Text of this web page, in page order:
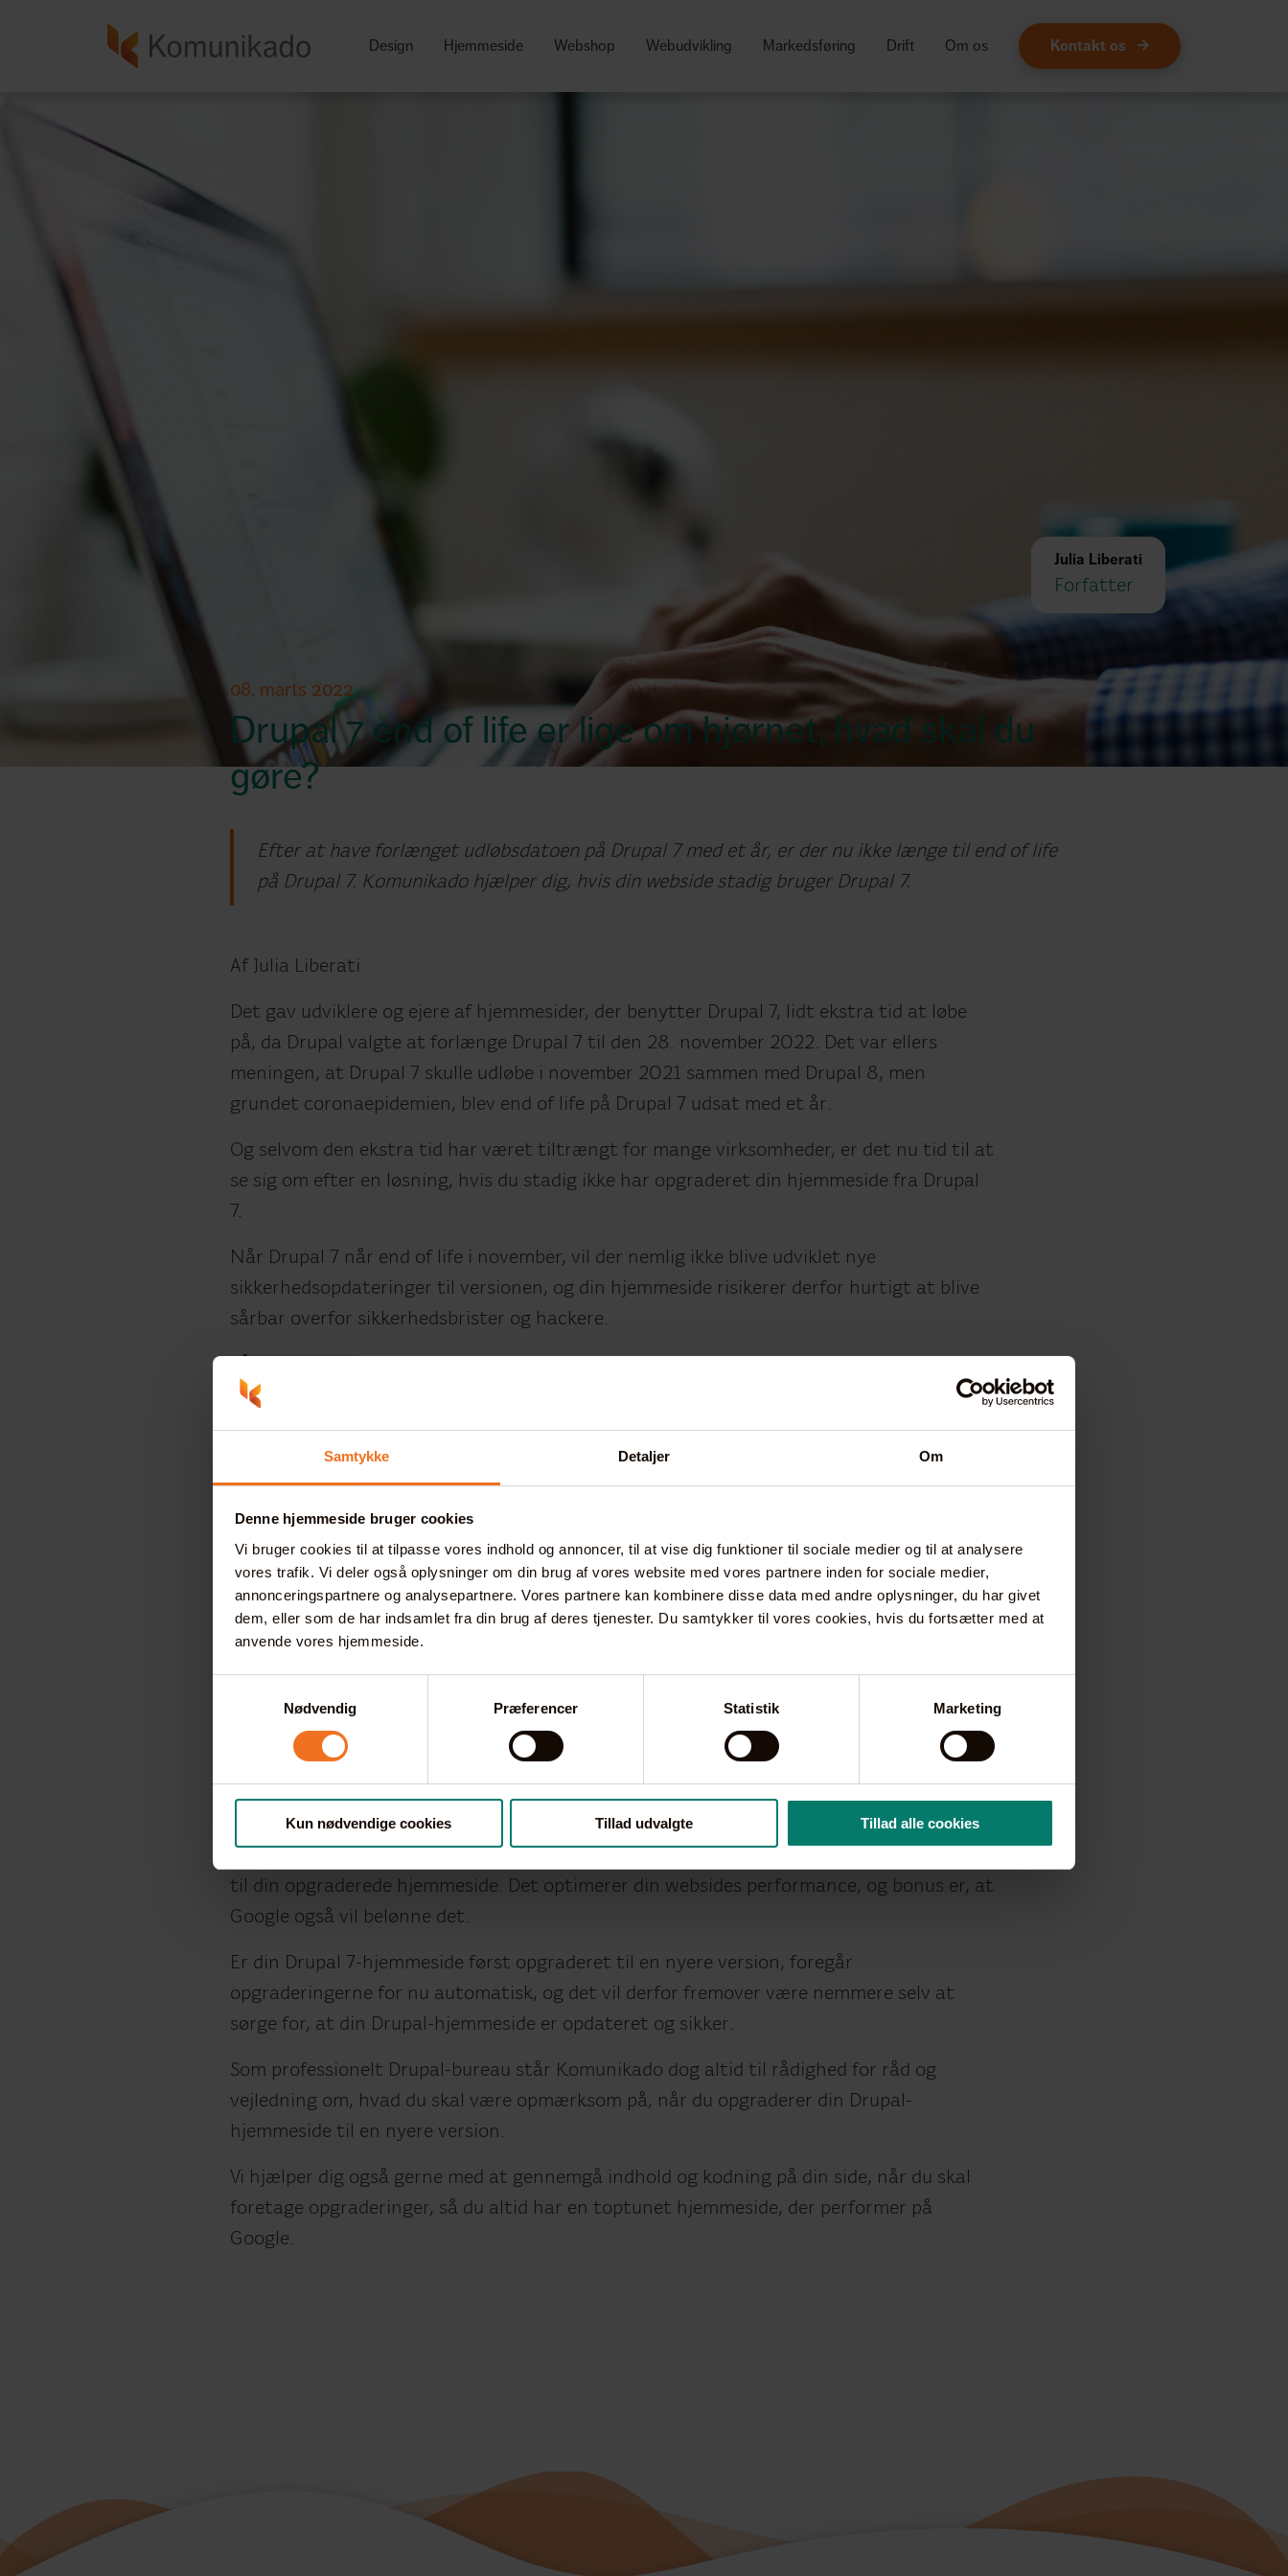
Samtykke Detaljer Om
Denne hjemmeside bruger cookies
Vi bruger cookies til at tilpasse vores indhold og annoncer, til at vise dig funktioner til sociale medier og til at analysere
vores trafik. Vi deler også oplysninger om din brug af vores website med vores partnere inden for sociale medier,
annonceringspartnere og analysepartnere. Vores partnere kan kombinere disse data med andre oplysninger, du har givet
dem, eller som de har indsamlet fra din brug af deres tjenester. Du samtykker til vores cookies, hvis du fortsætter med at
anvende vores hjemmeside.
Nødvendig
Præferencer Statistik Marketing
Kun nødvendige cookies Tillad udvalgte Tillad alle cookies
Design Hjemmeside Webshop Webudvikling Markedsføring Drift Om os Kontakt os
Julia Liberati
Forfatter
08. marts 2022
Drupal 7 end of life er lige om hjørnet, hvad skal du
gøre?
Efter at have forlænget udløbsdatoen på Drupal 7 med et år, er der nu ikke længe til end of life
på Drupal 7. Komunikado hjælper dig, hvis din webside stadig bruger Drupal 7.
Af Julia Liberati
Det gav udviklere og ejere af hjemmesider, der benytter Drupal 7, lidt ekstra tid at løbe
på, da Drupal valgte at forlænge Drupal 7 til den 28. november 2022. Det var ellers
meningen, at Drupal 7 skulle udløbe i november 2021 sammen med Drupal 8, men
grundet coronaepidemien, blev end of life på Drupal 7 udsat med et år.
Og selvom den ekstra tid har været tiltrængt for mange virksomheder, er det nu tid til at
se sig om efter en løsning, hvis du stadig ikke har opgraderet din hjemmeside fra Drupal
7.
Når Drupal 7 når end of life i november, vil der nemlig ikke blive udviklet nye
sikkerhedsopdateringer til versionen, og din hjemmeside risikerer derfor hurtigt at blive
sårbar overfor sikkerhedsbrister og hackere.
Komunikado anbefaler derfor, at du hurtigst muligt får opgraderet din Drupal 7-
hjemmeside til Drupal 9, eller at du allerede nu planlægger, at få din Drupal 7-hjemmeside
opgraderet til Drupal 10, der efter planen udkommer i juli 2022.
opgradere en Drupal 7-hjemmeside.
Derfor kan det være både tidsbesparende og en økonomisk fordel at alliere sig med et
professionelt Drupal-bureau fra start, når du skal i gang med processen.
Drupal-udviklere arbejder altid i overensstemmelse med best practise for udvikling af
Drupal, og vi er desuden medlem af DrupalPro i Danmark.
Vi gennemgår kodningen, så din hjemmeside performer bedre
Når vi opgraderer din hjemmeside kan vi også gennemgå og si overflødige moduler,
til din opgraderede hjemmeside. Det optimerer din websides performance, og bonus er, at
Google også vil belønne det.
Er din Drupal 7-hjemmeside først opgraderet til en nyere version, foregår
opgraderingerne for nu automatisk, og det vil derfor fremover være nemmere selv at
sørge for, at din Drupal-hjemmeside er opdateret og sikker.
Som professionelt Drupal-bureau står Komunikado dog altid til rådighed for råd og
vejledning om, hvad du skal være opmærksom på, når du opgraderer din Drupal-
hjemmeside til en nyere version.
Vi hjælper dig også gerne med at gennemgå indhold og kodning på din side, når du skal
foretage opgraderinger, så du altid har en toptunet hjemmeside, der performer på
Google.